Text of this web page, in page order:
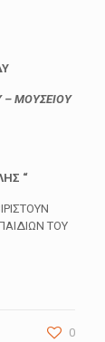
– ΜΟΥΣΕΙΟΥ
“
ΤΟΥ
0